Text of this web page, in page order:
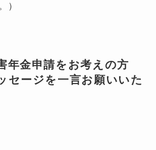
。）
年金申請をお考えの方
セージを一言お願いいた
。